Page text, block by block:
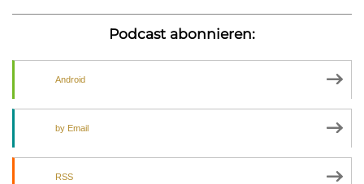
Podcast abonnieren:
Android
by Email
RSS